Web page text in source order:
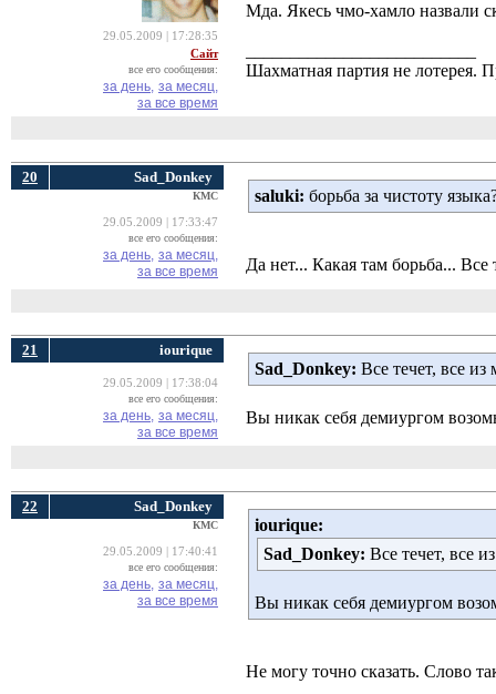
29.05.2009 | 17:28:35
Сайт
все его сообщения:
за день, за месяц,
за все время
Мда. Якесь чмо-хамло назвали
Шахматная партия не
20 Sad_Donkey
КМС
29.05.2009 | 17:33:47
все его сообщения:
за день, за месяц,
за все время
saluki: борьба за чистоту
Да нет... Какая там борьба... Все
21 iourique
29.05.2009 | 17:38:04
все его сообщения:
за день, за месяц,
за все время
Sad_Donkey: Все течет, все из
Вы никак себя демиургом
22 Sad_Donkey
КМС
29.05.2009 | 17:40:41
все его сообщения:
за день, за месяц,
за все время
iourique:
Sad_Donkey: Все течет, все
Вы никак себя демиургом
Не могу точно сказать. Слово